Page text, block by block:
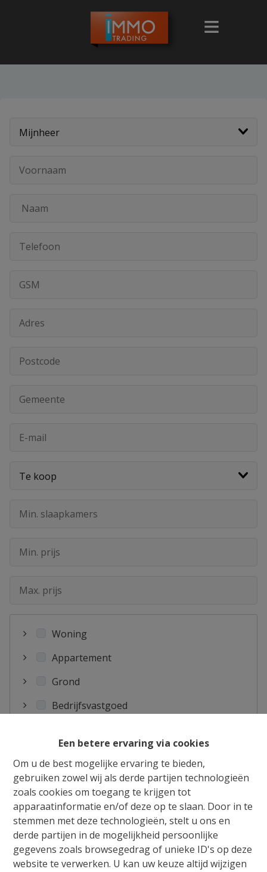
Een betere ervaring via cookies
Om u de best mogelijke ervaring te bieden,
gebruiken zowel wij als derde partijen technologieën
zoals cookies om toegang te krijgen tot
apparaatinformatie en/of deze op te slaan. Door in te
stemmen met deze technologieën, stelt u ons en
derde partijen in de mogelijkheid persoonlijke
gegevens zoals browsegedrag of unieke ID's op deze
website te verwerken. U kan uw keuze altijd wijzigen
Woning
Appartement
Grond
Bedrijfsvastgoed
Antwerpen
BRUXELLES 19 COMMUNES
Henegouwen
Limburg